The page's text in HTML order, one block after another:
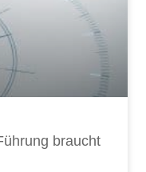
braucht